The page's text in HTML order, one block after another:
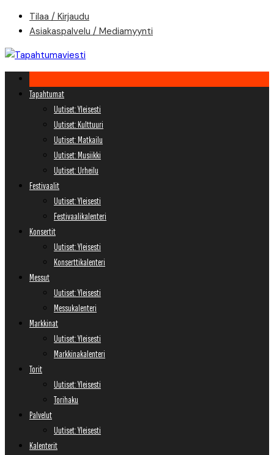
Skip
content
Tilaa / Kirjaudu
Asiakaspalvelu / Mediamyynti
Tapahtumat
Uutiset: Yleisesti
Uutiset: Kulttuuri
Uutiset: Matkailu
Uutiset: Musiikki
Uutiset: Urheilu
Festivaalit
Uutiset: Yleisesti
Festivaalikalenteri
Konsertit
Uutiset: Yleisesti
Konserttikalenteri
Messut
Uutiset: Yleisesti
Messukalenteri
Markkinat
Uutiset: Yleisesti
Markkinakalenteri
Torit
Uutiset: Yleisesti
Torihaku
Palvelut
Uutiset: Yleisesti
Kalenterit